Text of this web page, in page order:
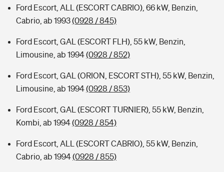
Ford Escort, ALL (ESCORT CABRIO), 66 kW, Benzin,
Cabrio, ab 1993(0928 / 845)
Ford Escort, GAL (ESCORT FLH), 55 kW, Benzin,
Limousine, ab 1994(0928 / 852)
Ford Escort, GAL (ORION, ESCORT STH), 55 kW, Benzin,
Limousine, ab 1994(0928 / 853)
Ford Escort, GAL (ESCORT TURNIER), 55 kW, Benzin,
Kombi, ab 1994(0928 / 854)
Ford Escort, ALL (ESCORT CABRIO), 55 kW, Benzin,
Cabrio, ab 1994(0928 / 855)